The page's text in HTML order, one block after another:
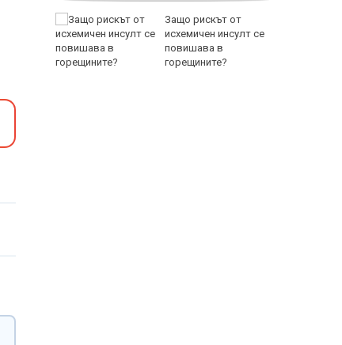
Защо рискът от
исхемичен инсулт се
повишава в
горещините?